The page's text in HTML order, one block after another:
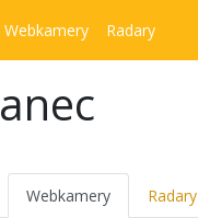
Webkamery Radary
Webkamery Radary